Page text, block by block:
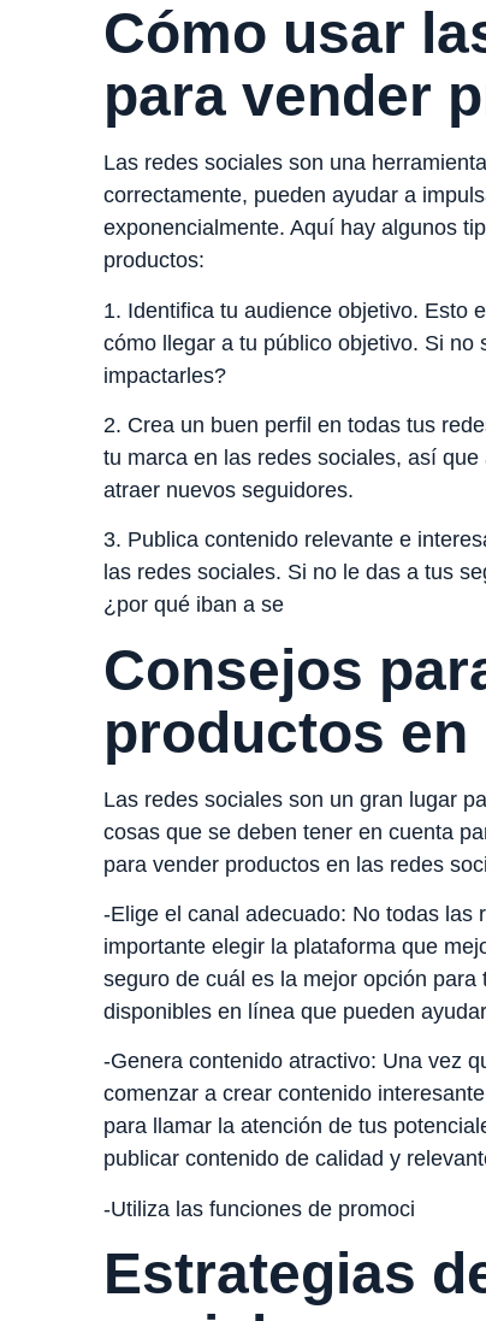
Cómo usar
para vender
Las redes sociales son una
correctamente, pueden ayudar a
exponencialmente. Aquí hay algunos
productos:
1. Identifica tu audience objetivo. Esto
cómo llegar a tu público objetivo. Si
impactarles?
2. Crea un buen perfil en todas tus
tu marca en las redes sociales, así
atraer nuevos seguidores.
3. Publica contenido relevante e
las redes sociales. Si no le das a tus
¿por qué iban a se
Consejos
productos
Las redes sociales son un gran lugar
cosas que se deben tener en cuenta
para vender productos en las redes
-Elige el canal adecuado: No todas las
importante elegir la plataforma que
seguro de cuál es la mejor opción
disponibles en línea que pueden
-Genera contenido atractivo: Una vez
comenzar a crear contenido
para llamar la atención de tus
publicar contenido de calidad y
-Utiliza las funciones de promoci
Estrategias